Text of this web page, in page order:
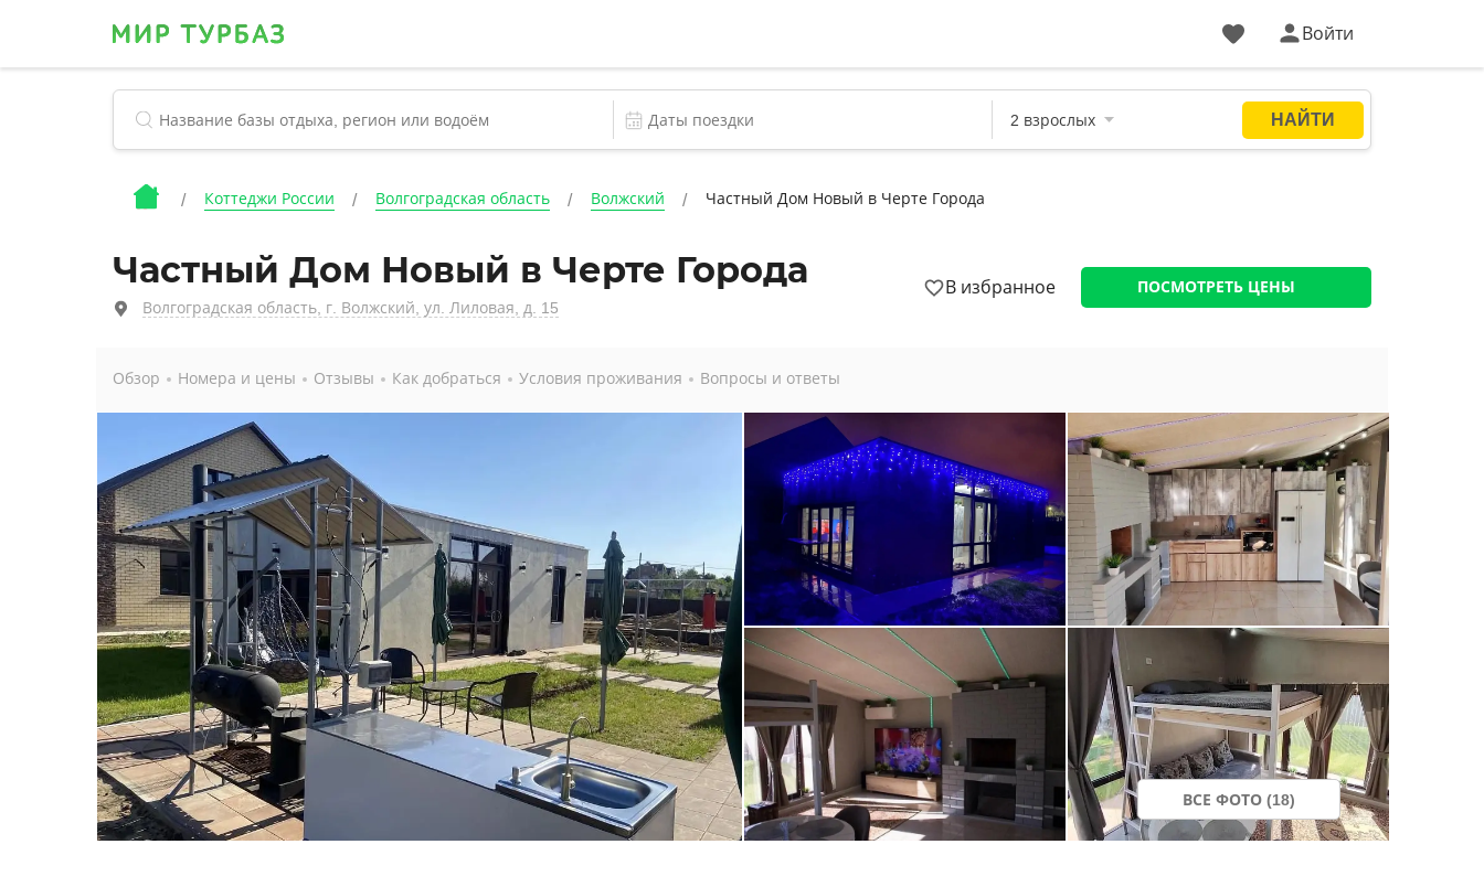
Войти
Коттеджи России Волгоградская область Волжский Частный Дом Новый в Черте Города
Частный Дом Новый в Черте Города
Волгоградская область, г. Волжский, ул. Лиловая, д. 15
В избранное ПОСМОТРЕТЬ ЦЕНЫ
Обзор Номера и цены Отзывы Как добраться Условия проживания Вопросы и ответы
ВСЕ ФОТО (18)